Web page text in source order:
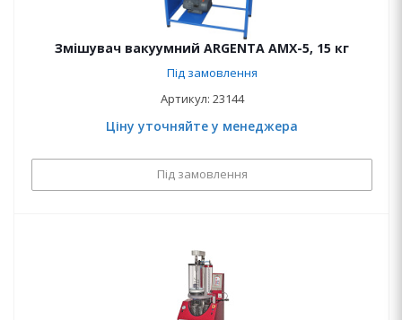
Змішувач вакуумний ARGENTA AMX-5, 15 кг
Під замовлення
Артикул: 23144
Ціну уточняйте у менеджера
Під замовлення